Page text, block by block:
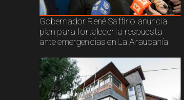
Gobernador René Saffirio anuncia
plan para fortalecer la respuesta
ante emergencias en La Araucanía